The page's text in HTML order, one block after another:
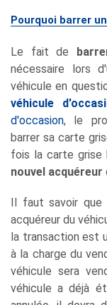
Pourquoi barrer
Le fait de
nécessaire lors
véhicule en
véhicule
d'occasion, le
barrer sa carte
fois la carte grise
nouvel acquéreur
Il faut savoir que
acquéreur du
la transaction est
à la charge du
véhicule sera
véhicule a déjà